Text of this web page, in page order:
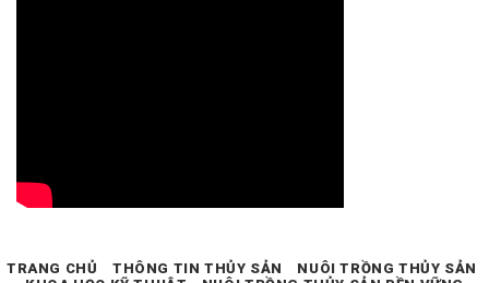
TRANG CHỦ THÔNG TIN THỦY SẢN
NUÔI TRỒNG THỦY SẢN